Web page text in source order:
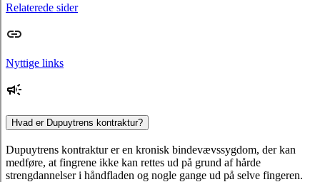
Relaterede sider
Nyttige links
Hvad er Dupuytrens kontraktur?
Dupuytrens kontraktur er en kronisk bindevævssygdom, der kan
medføre, at fingrene ikke kan rettes ud på grund af hårde
strengdannelser i håndfladen og nogle gange ud på selve fingeren.